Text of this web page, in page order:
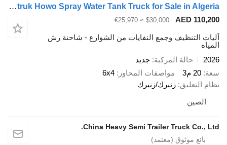
Sinotruk Howo Sinotruk Howo Spray Water Tank Truck for Sale in Algeria
AED 110,200
$30,000
≈ €25,970
آليات التنظيف وجمع النفايات من الشوارع - شاحنة رش
المياه
2026
حالة المركبة جديد
سعة 20 م3 مواصفات المحاور
6x4
نظام التعليق زنبرك/زنبرك
الصين
China Heavy Semi Trailer Truck Co., Ltd.